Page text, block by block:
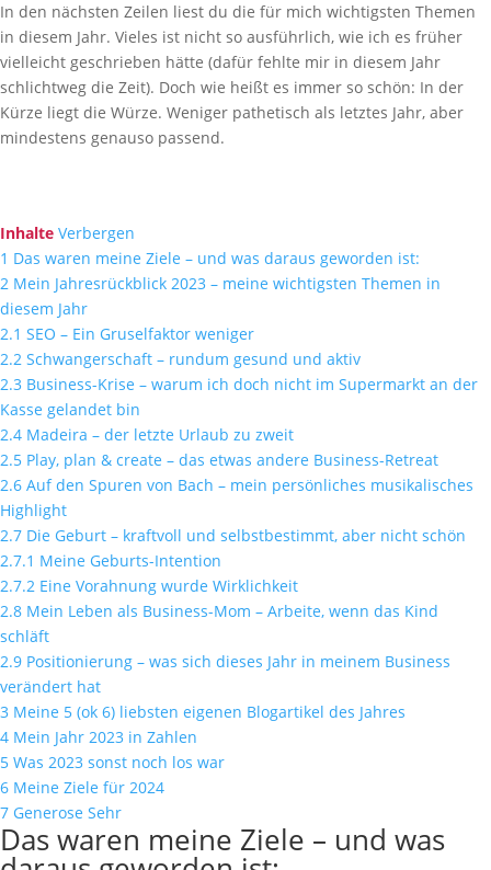
In den nächsten Zeilen liest du die für mich wichtigsten Themen
in diesem Jahr. Vieles ist nicht so ausführlich, wie ich es früher
vielleicht geschrieben hätte (dafür fehlte mir in diesem Jahr
schlichtweg die Zeit). Doch wie heißt es immer so schön: In der
Kürze liegt die Würze. Weniger pathetisch als letztes Jahr, aber
mindestens genauso passend.
Inhalte Verbergen
1 Das waren meine Ziele – und was daraus geworden ist:
2 Mein Jahresrückblick 2023 – meine wichtigsten Themen in
diesem Jahr
2.1 SEO – Ein Gruselfaktor weniger
2.2 Schwangerschaft – rundum gesund und aktiv
2.3 Business-Krise – warum ich doch nicht im Supermarkt an der
Kasse gelandet bin
2.4 Madeira – der letzte Urlaub zu zweit
2.5 Play, plan & create – das etwas andere Business-Retreat
2.6 Auf den Spuren von Bach – mein persönliches musikalisches
Highlight
2.7 Die Geburt – kraftvoll und selbstbestimmt, aber nicht schön
2.7.1 Meine Geburts-Intention
2.7.2 Eine Vorahnung wurde Wirklichkeit
2.8 Mein Leben als Business-Mom – Arbeite, wenn das Kind
schläft
2.9 Positionierung – was sich dieses Jahr in meinem Business
verändert hat
3 Meine 5 (ok 6) liebsten eigenen Blogartikel des Jahres
4 Mein Jahr 2023 in Zahlen
5 Was 2023 sonst noch los war
6 Meine Ziele für 2024
7 Generose Sehr
Das waren meine Ziele – und was